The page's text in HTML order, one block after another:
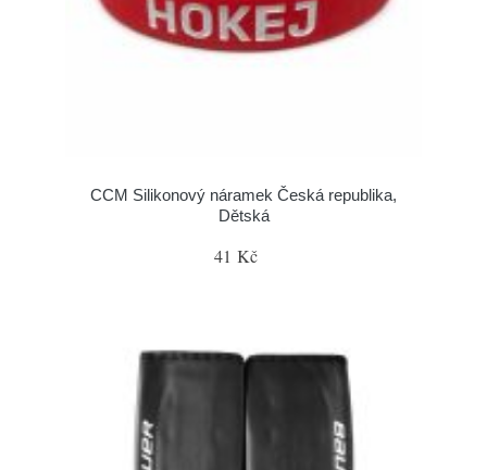
CCM Silikonový náramek Česká republika,
Dětská
41 Kč